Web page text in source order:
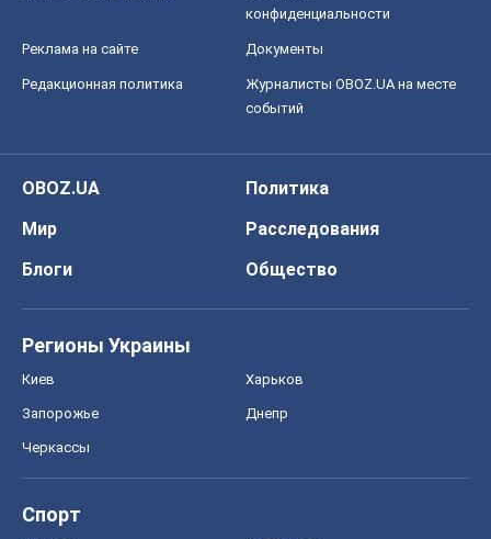
конфиденциальности
Реклама на сайте Документы
Редакционная политика
Журналисты OBOZ.UA на месте
событий
OBOZ.UA
Политика
Мир
Расследования
Блоги
Общество
Регионы Украины
Киев Харьков
Запорожье Днепр
Черкассы
Спорт